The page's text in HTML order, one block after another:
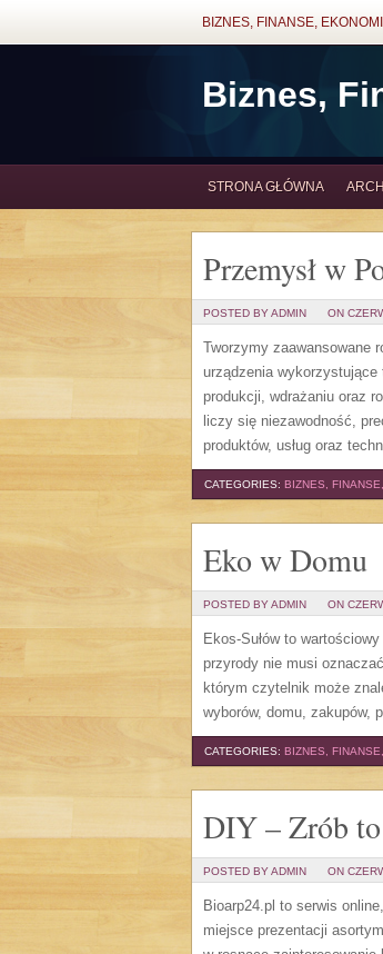
BIZNES, FINANSE,
Biznes,
STRONA GŁÓWNA
Przemysł w
POSTED BY ADMIN ON
Tworzymy zaawansowane
urządzenia wykorzystujące
produkcji, wdrażaniu oraz
liczy się niezawodność,
produktów, usług oraz
CATEGORIES: BIZNES,
Eko w Domu
POSTED BY ADMIN ON
Ekos-Sułów to
przyrody nie musi
którym czytelnik może
wyborów, domu, zakupów,
CATEGORIES: BIZNES,
DIY – Zrób
POSTED BY ADMIN ON
Bioarp24.pl to serwis
miejsce prezentacji